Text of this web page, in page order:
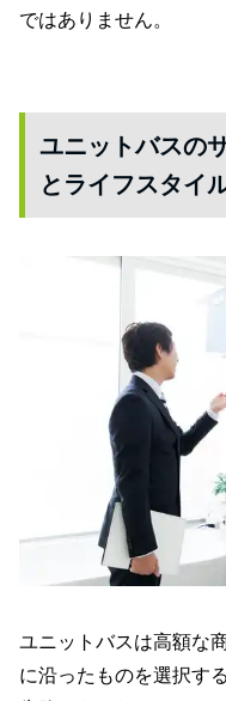
ではありません。
ユニットバスの
とライフスタイ
ユニットバスは高額な
に沿ったものを選択す